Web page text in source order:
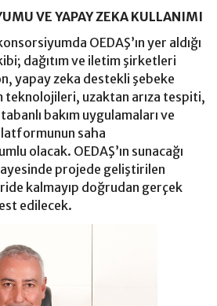
VE YAPAY ZEKA KULLANIMI
OEDAŞ’ın yer aldığı
dağıtım ve iletim şirketleri
yapay zeka destekli şebeke
teknolojileri, uzaktan arıza tespiti,
bakım uygulamaları ve
saha
olacak. OEDAŞ’ın sunacağı
projede geliştirilen
kalmayıp doğrudan gerçek
edilecek.